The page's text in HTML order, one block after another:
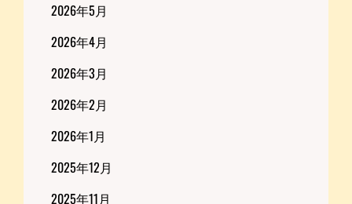
2026年5月
2026年4月
2026年3月
2026年2月
2026年1月
2025年12月
2025年11月